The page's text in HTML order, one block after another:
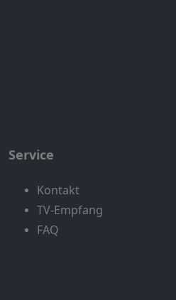
Service
Kontakt
TV-Empfang
FAQ